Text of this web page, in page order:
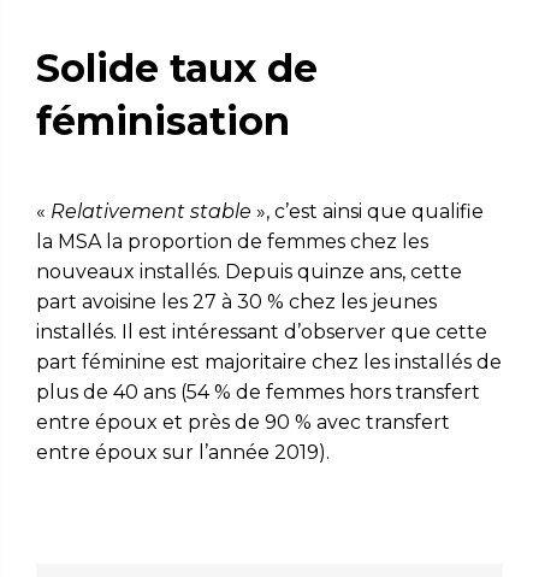
Solide taux de
féminisation
« Relativement stable », c’est ainsi que qualifie
la MSA la proportion de femmes chez les
nouveaux installés. Depuis quinze ans, cette
part avoisine les 27 à 30 % chez les jeunes
installés. Il est intéressant d’observer que cette
part féminine est majoritaire chez les installés de
plus de 40 ans (54 % de femmes hors transfert
entre époux et près de 90 % avec transfert
entre époux sur l’année 2019).